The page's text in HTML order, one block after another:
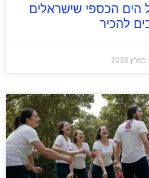
הים הכספי שישראלים
להכיר